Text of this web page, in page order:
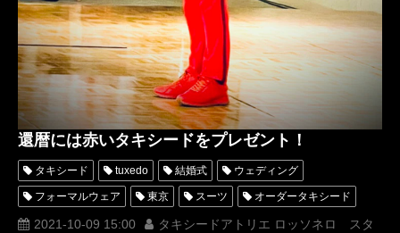
還暦には赤いタキシードをプレゼント！
タキシード tuxedo 結婚式 ウェディング
フォーマルウェア 東京 スーツ オーダータキシード
レンタルタキシード パーティー ロッソネロ 横山宗生
2021-10-09 15:00
タキシードアトリエ ロッソネロ スタ